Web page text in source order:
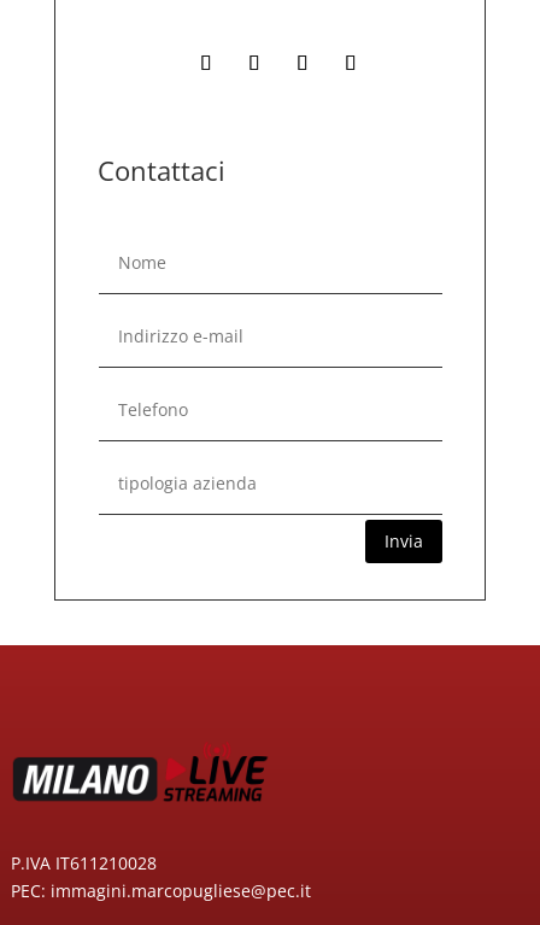
Contattaci
Invia
P.IVA IT611210028
PEC: immagini.marcopugliese@pec.it